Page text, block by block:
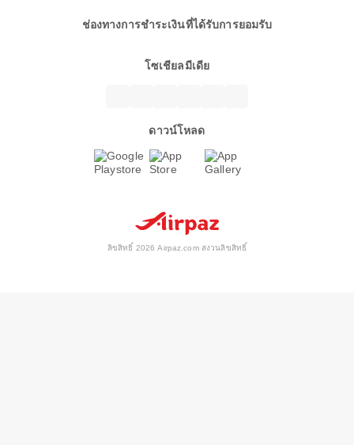
ช่องทางการชำระเงินที่ได้รับการยอมรับ
โซเชียลมีเดีย
ดาวน์โหลด
ลิขสิทธิ์ 2026 Airpaz.com สงวนลิขสิทธิ์